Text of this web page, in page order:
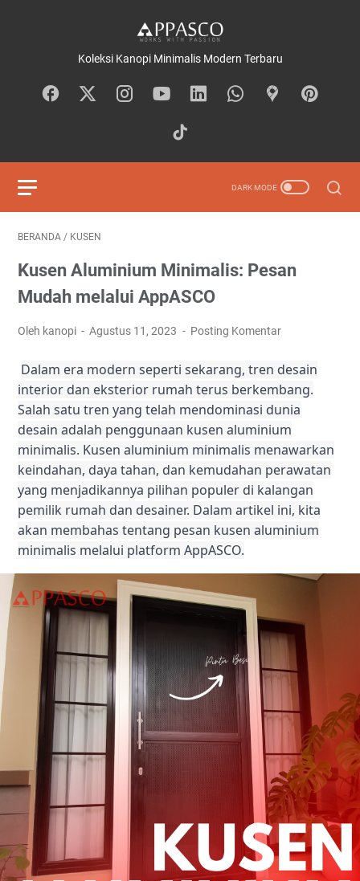
Koleksi Kanopi Minimalis Modern Terbaru
BERANDA / KUSEN
Kusen Aluminium Minimalis: Pesan
Mudah melalui AppASCO
Oleh kanopi Agustus 11, 2023 Posting Komentar
Dalam era modern seperti sekarang, tren desain
interior dan eksterior rumah terus berkembang.
Salah satu tren yang telah mendominasi dunia
desain adalah penggunaan kusen aluminium
minimalis. Kusen aluminium minimalis menawarkan
keindahan, daya tahan, dan kemudahan perawatan
yang menjadikannya pilihan populer di kalangan
pemilik rumah dan desainer. Dalam artikel ini, kita
akan membahas tentang pesan kusen aluminium
minimalis melalui platform AppASCO.